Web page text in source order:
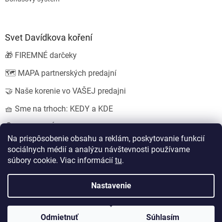
Na prispôsobenie obsahu a reklám, poskytovanie funkcií
sociálnych médií a analýzu návštevnosti používame
súbory cookie. Viac informácií tu.
Nastavenie
Odmietnuť Súhlasím
Svet Davídkova koření
🎁 FIREMNÉ darčeky
🗺️ MAPA partnerských predajní
🤝 Naše korenie vo VAŠEJ predajni
🧺 Sme na trhoch: KEDY a KDE
EshopyUmíme.cz
Koření od Davídka s.r.o.
Upraviť nastavenie cookies